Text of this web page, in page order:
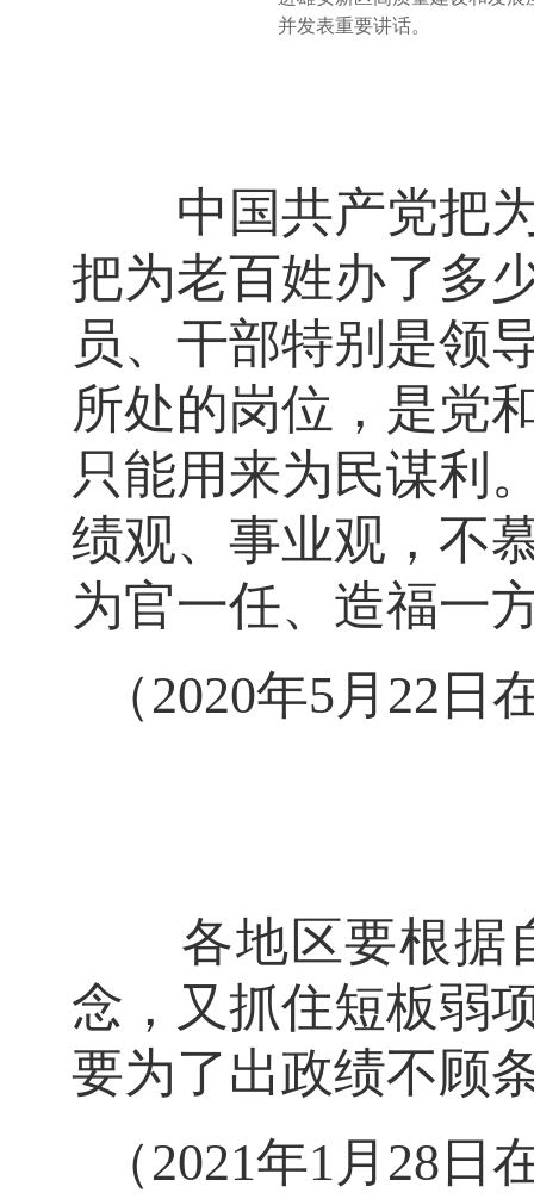
并发表重要讲话。
中国共产党把为
把为老百姓办了多
员、干部特别是领
所处的岗位，是党
只能用来为民谋利
绩观、事业观，不
为官一任、造福一
（2020年5月22
各地区要根据自
念，又抓住短板弱
要为了出政绩不顾
（2021年1月28